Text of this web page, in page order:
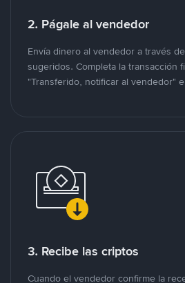
2. Págale al vendedor
Envía dinero al vendedor a través
sugeridos. Completa la transacción
"Transferido, notificar al vendedor"
3. Recibe las criptos
Cuando el vendedor confirme la